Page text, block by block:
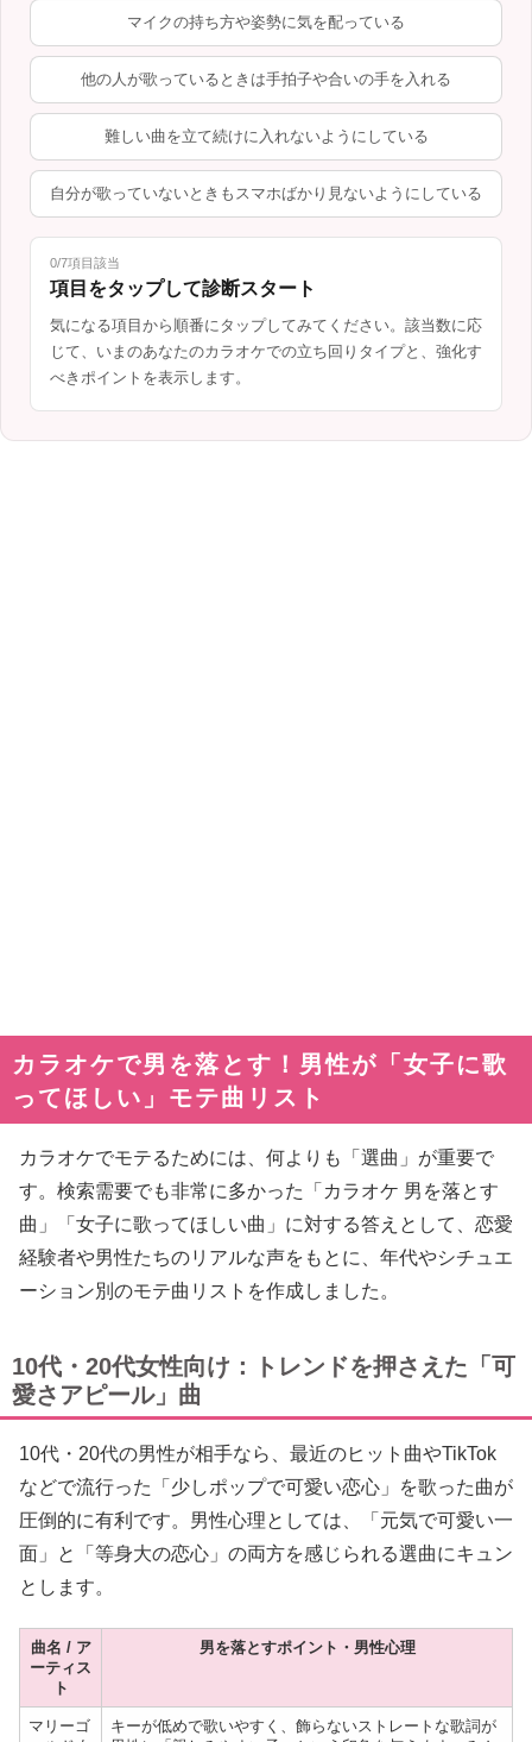
マイクの持ち方や姿勢に気を配っている
他の人が歌っているときは手拍子や合いの手を入れる
難しい曲を立て続けに入れないようにしている
自分が歌っていないときもスマホばかり見ないようにしている
0/7項目該当
項目をタップして診断スタート
気になる項目から順番にタップしてみてください。該当数に応
じて、いまのあなたのカラオケでの立ち回りタイプと、強化す
べきポイントを表示します。
カラオケで男を落とす！男性が「女子に歌
ってほしい」モテ曲リスト
カラオケでモテるためには、何よりも「選曲」が重要で
す。検索需要でも非常に多かった「カラオケ 男を落とす
曲」「女子に歌ってほしい曲」に対する答えとして、恋愛
経験者や男性たちのリアルな声をもとに、年代やシチュエ
ーション別のモテ曲リストを作成しました。
10代・20代女性向け：トレンドを押さえた「可
愛さアピール」曲
10代・20代の男性が相手なら、最近のヒット曲やTikTok
などで流行った「少しポップで可愛い恋心」を歌った曲が
圧倒的に有利です。男性心理としては、「元気で可愛い一
面」と「等身大の恋心」の両方を感じられる選曲にキュン
とします。
曲名 / ア
ーティス
ト
男を落とすポイント・男性心理
マリーゴ
キーが低めで歌いやすく、飾らないストレートな歌詞が